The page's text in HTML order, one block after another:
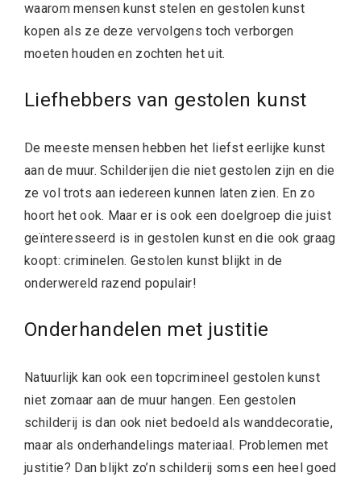
waarom mensen kunst stelen en gestolen kunst
kopen als ze deze vervolgens toch verborgen
moeten houden en zochten het uit.
Liefhebbers van gestolen kunst
De meeste mensen hebben het liefst eerlijke kunst
aan de muur. Schilderijen die niet gestolen zijn en die
ze vol trots aan iedereen kunnen laten zien. En zo
hoort het ook. Maar er is ook een doelgroep die juist
geïnteresseerd is in gestolen kunst en die ook graag
koopt: criminelen. Gestolen kunst blijkt in de
onderwereld razend populair!
Onderhandelen met justitie
Natuurlijk kan ook een topcrimineel gestolen kunst
niet zomaar aan de muur hangen. Een gestolen
schilderij is dan ook niet bedoeld als wanddecoratie,
maar als onderhandelings materiaal. Problemen met
justitie? Dan blijkt zo’n schilderij soms een heel goed